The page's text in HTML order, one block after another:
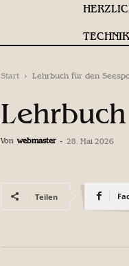
TECHNIK
Start Lehrbuch für den
Von webmaster - 28. Mai 2026
Teilen